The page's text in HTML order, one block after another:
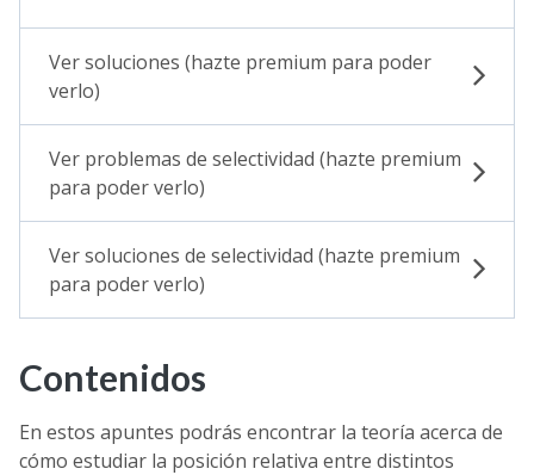
Ver soluciones (hazte premium para poder
verlo)
Ver problemas de selectividad (hazte premium
para poder verlo)
Ver soluciones de selectividad (hazte premium
para poder verlo)
Contenidos
En estos apuntes podrás encontrar la teoría acerca de
cómo estudiar la posición relativa entre distintos